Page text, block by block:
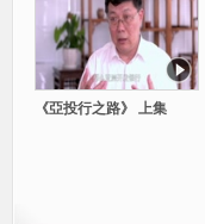
《亞投行之路》 上集